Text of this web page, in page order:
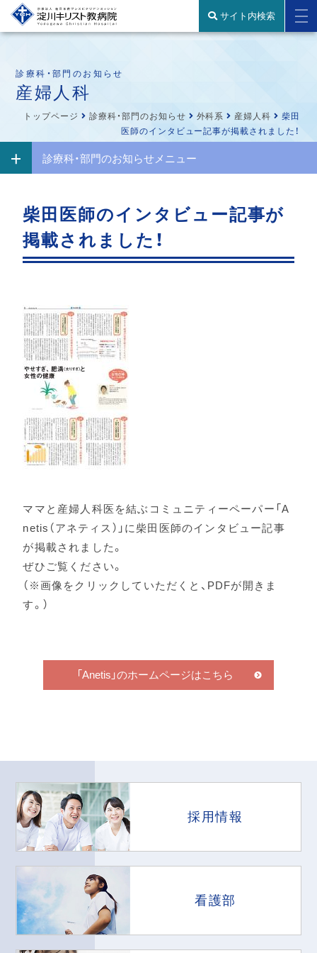
サイト内検索
診療科・部門のお知らせ
産婦人科
トップページ 診療科・部門のお知らせ 外科系 産婦人科
柴田
医師のインタビュー記事が掲載されました！
診療科・部門のお知らせメニュー
柴田医師のインタビュー記事が
掲載されました！
ママと産婦人科医を結ぶコミュニティーペーパー「A
netis（アネティス）」に柴田医師のインタビュー記事
が掲載されました。
ぜひご覧ください。
（※画像をクリックしていただくと、PDFが開きま
す。）
「Anetis」のホームページはこちら
採用情報
看護部